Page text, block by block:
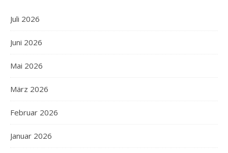
Juli 2026
Juni 2026
Mai 2026
März 2026
Februar 2026
Januar 2026